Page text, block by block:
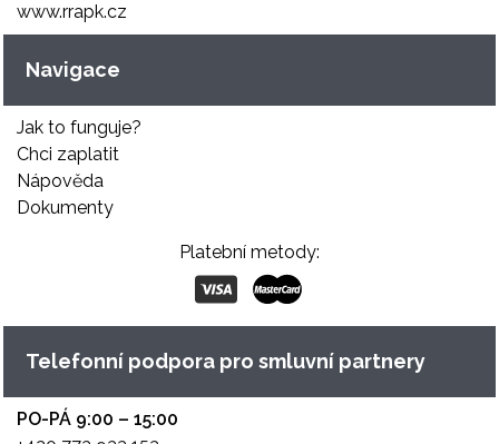
www.rrapk.cz
Navigace
Jak to funguje?
Chci zaplatit
Nápověda
Dokumenty
Platební metody:
Telefonní podpora pro smluvní partnery
PO-PÁ 9:00 – 15:00